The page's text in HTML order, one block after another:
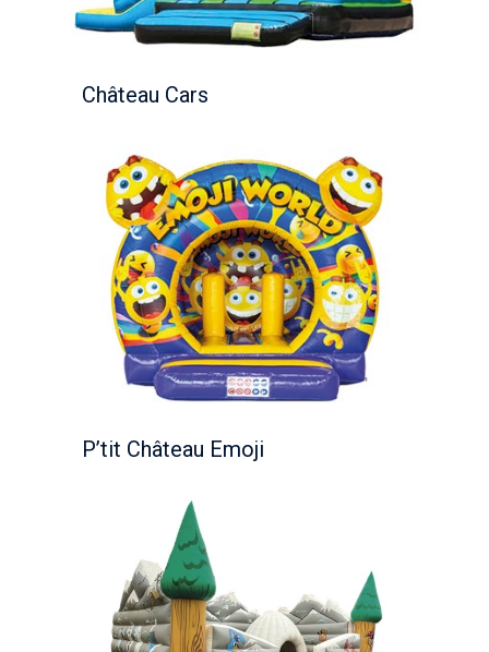
Château Cars
P’tit Château Emoji